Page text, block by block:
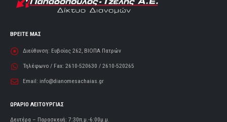
ΒΡΕΙΤΕ ΜΑΣ
Διεύθυνση: Ευβοίας 262, ΒΙΟΠΑ Πατρών
Τηλέφωνο / Fax: 2610-520630 / 2610-520265
Email: info@dianomesachaias.gr
ΩΡΑΡΙΟ ΛΕΙΤΟΥΡΓΙΑΣ
Δευτέρα – Παρασκευή: 7:30π.μ.-6:00μ.μ.